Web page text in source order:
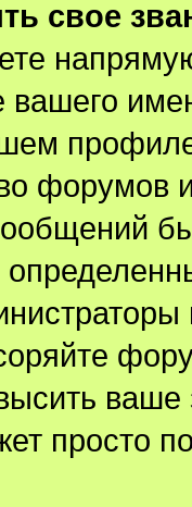
свое
вашего
форумов
просто